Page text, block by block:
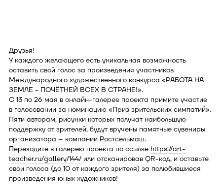
Друзья!
У каждого желающего есть уникальная возможность
оставить свой голос за произведения участников
Международного художественного конкурса «РАБОТА НА
ЗЕМЛЕ - ПОЧЁТНЕЙ ВСЕХ В СТРАНЕ!».
С 13 по 26 мая в онлайн-галерее проекта примите участие
в голосовании за номинацию «Приз зрительских симпатий».
Пяти авторам, рисунки которых получат наибольшую
поддержку от зрителей, будут вручены памятные сувениры
организатора – компании Ростсельмаш.
Переходите в галерею проекта по ссылке https://art-
teacher.ru/gallery/144/ или отсканировав QR-код, и оставьте
свои голоса (до 10 от каждого зрителя) за полюбившиеся
произведения юных художников!